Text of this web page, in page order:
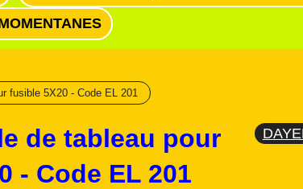
fusible 5X20 - Code EL 201
de tableau pour
- Code EL 201